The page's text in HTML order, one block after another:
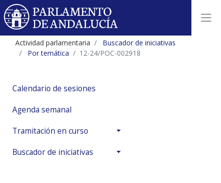
Actividad parlamentaria
Buscador de iniciativas
Por temática
12-24/POC-002918
Calendario de sesiones
Agenda semanal
Tramitación en curso
Buscador de iniciativas